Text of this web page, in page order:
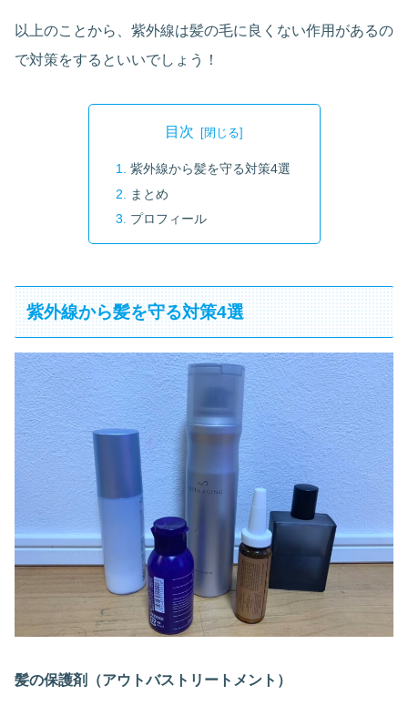
以上のことから、紫外線は髪の毛に良くない作用があるの
で対策をするといいでしょう！
目次
紫外線から髪を守る対策4選
まとめ
プロフィール
紫外線から髪を守る対策4選
髪の保護剤（アウトバストリートメント）